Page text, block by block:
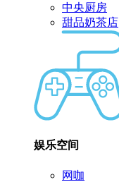
中央厨房
甜品奶茶店
娱乐空间
网咖